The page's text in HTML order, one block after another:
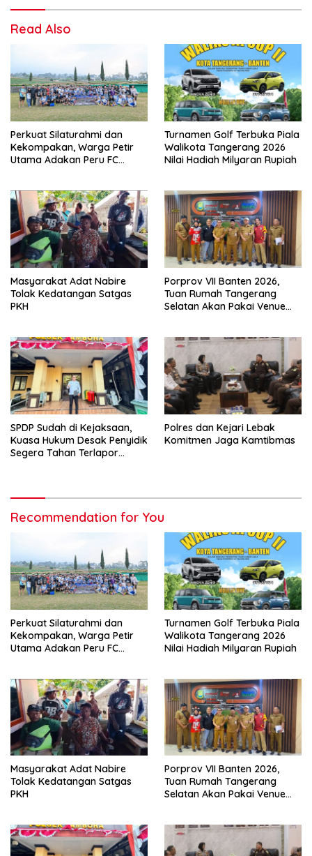
Read Also
Perkuat Silaturahmi dan
Kekompakan, Warga Petir
Utama Adakan Peru FC
Turnamen Golf Terbuka Piala
Walikota Tangerang 2026
Nilai Hadiah Milyaran Rupiah
Masyarakat Adat Nabire
Tolak Kedatangan Satgas
PKH
Porprov VII Banten 2026,
Tuan Rumah Tangerang
Selatan Akan Pakai Venue
SPDP Sudah di Kejaksaan,
Kuasa Hukum Desak Penyidik
Segera Tahan Terlapor
Polres dan Kejari Lebak
Komitmen Jaga Kamtibmas
Recommendation for You
Perkuat Silaturahmi dan
Kekompakan, Warga Petir
Utama Adakan Peru FC
Turnamen Golf Terbuka Piala
Walikota Tangerang 2026
Nilai Hadiah Milyaran Rupiah
Masyarakat Adat Nabire
Tolak Kedatangan Satgas
PKH
Porprov VII Banten 2026,
Tuan Rumah Tangerang
Selatan Akan Pakai Venue